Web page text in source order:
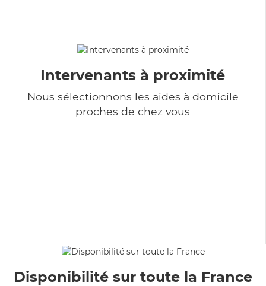
Intervenants à proximité
Nous sélectionnons les aides à domicile
proches de chez vous
Disponibilité sur toute la France